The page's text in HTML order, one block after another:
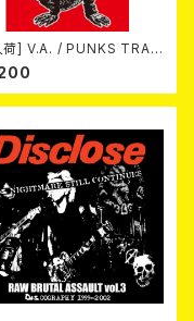
荷] V.A. / PUNKS TRAV
SHIZUOKA (CD)